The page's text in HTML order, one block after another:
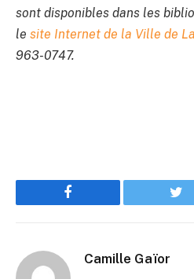
sont disponibles dans les
le site Internet de la Ville de
963-0747.
Facebook
Camille Gaïor